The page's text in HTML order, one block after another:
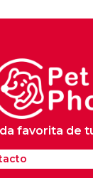
favorita de